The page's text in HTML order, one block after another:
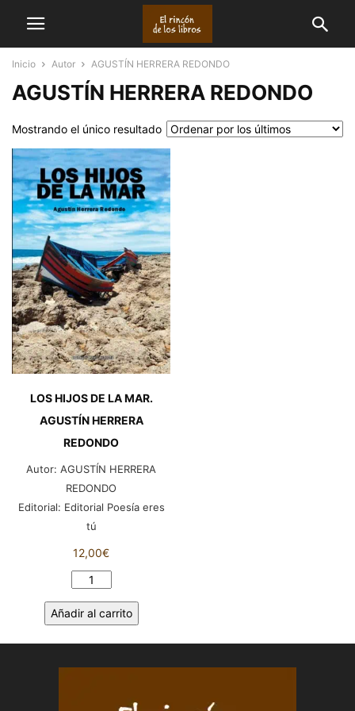
Inicio Autor AGUSTÍN HERRERA REDONDO
AGUSTÍN HERRERA REDONDO
Mostrando el único resultado
LOS HIJOS DE LA MAR.
AGUSTÍN HERRERA
REDONDO
Autor: AGUSTÍN HERRERA
REDONDO
Editorial: Editorial Poesía eres
tú
12,00€
LOS
DE
Añadir al carrito